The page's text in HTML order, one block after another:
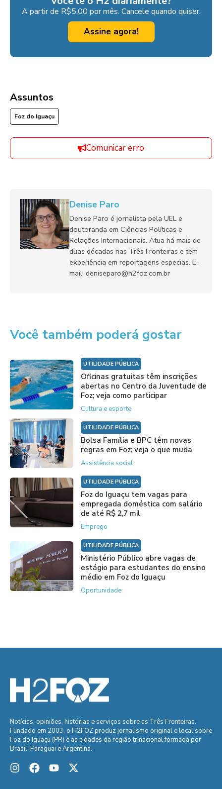
A partir de R$5,00 por mês. Cancele quando quiser.
Assine agora!
Assuntos
Foz do Iguaçu
Comunicar erro
Denise Paro
Denise Paro é jornalista pela UEL e
doutoranda em Ciências Políticas e
Relações Internacionais. Atua há mais de
duas décadas nas Três Fronteiras e tem
experiência em reportagens especias. E-
mail: deniseparo@h2foz.com.br
Você também poderá gostar
UTILIDADE PÚBLICA
Oficinas gratuitas têm inscrições
abertas no Centro da Juventude de
Foz; veja como participar
Cultura e esporte
UTILIDADE PÚBLICA
Bolsa Família e BPC têm novas
regras em Foz; veja o que muda
Assistência social
UTILIDADE PÚBLICA
Foz do Iguaçu tem vagas para
empregada doméstica com salário
de até R$ 2,7 mil
Emprego
UTILIDADE PÚBLICA
Ministério Público abre vagas de
estágio para estudantes do ensino
médio em Foz do Iguaçu
Oportunidade
Notícias, opiniões, histórias e serviços sobre as Três Fronteiras.
Fundado em 2003, o H2FOZ produz jornalismo original e local sobre
Foz do Iguaçu (PR) e as cidades da região trinacional formada por
Brasil, Paraguai e Argentina.